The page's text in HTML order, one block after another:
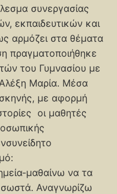
συνεργασίας
εκπαιδευτικών και
αρμόζει στα θέματα
πραγματοποιήθηκε
του Γυμνασίου με
Μαρία. Μέσα
με αφορμή
οι μαθητές
μαθαίνω να τα
Αναγνωρίζω